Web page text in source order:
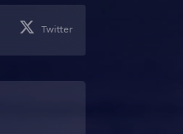
Twitter